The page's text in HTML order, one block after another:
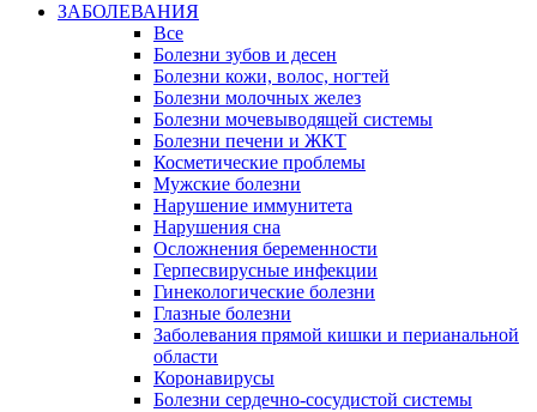
ЗАБОЛЕВАНИЯ
Все
Болезни зубов и десен
Болезни кожи, волос, ногтей
Болезни молочных желез
Болезни мочевыводящей системы
Болезни печени и ЖКТ
Косметические проблемы
Мужские болезни
Нарушение иммунитета
Нарушения сна
Осложнения беременности
Герпесвирусные инфекции
Гинекологические болезни
Глазные болезни
Заболевания прямой кишки и перианальной
области
Коронавирусы
Болезни сердечно-сосудистой системы